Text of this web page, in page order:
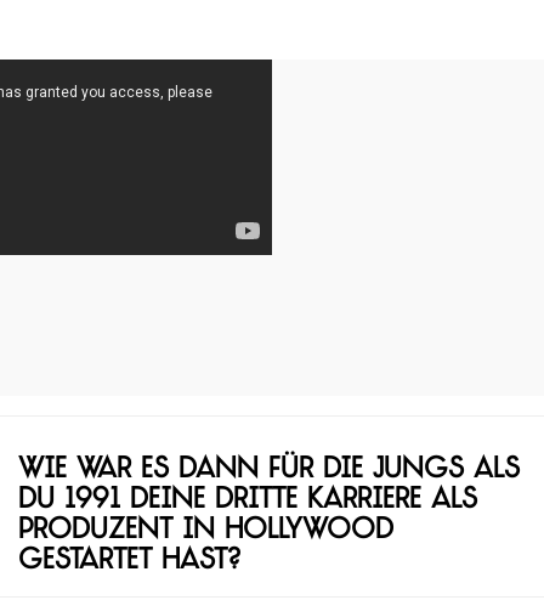
Wie war es dann für die Jungs als
du 1991 deine dritte Karriere als
Produzent in Hollywood
gestartet hast?